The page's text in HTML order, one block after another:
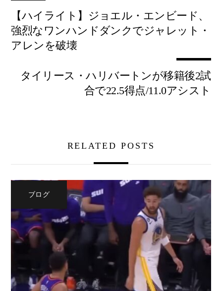
【ハイライト】ジョエル・エンビード、
強烈なワンハンドダンクでジャレット・
アレンを破壊
タイリース・ハリバートンが移籍後2試
合で22.5得点/11.0アシスト
RELATED POSTS
ブログ